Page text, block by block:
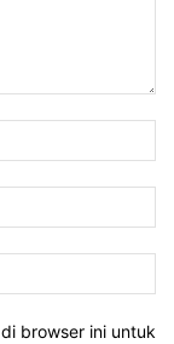
browser ini untuk